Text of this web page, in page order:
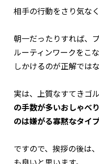
相手の行動をさり気な
朝一だったりすれば、
ルーティンワークをこ
しかけるのが正解では
実は、上質なすてきゴ
の手数が多いおしゃべ
のは嫌がる寡黙なタイ
ですので、挨拶の後は